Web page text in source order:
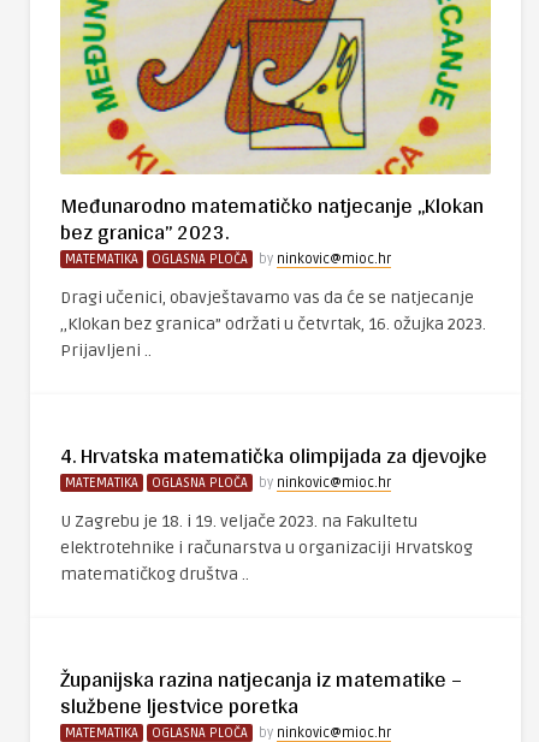
Međunarodno matematičko natjecanje ,,Klokan
bez granica” 2023.
MATEMATIKA OGLASNA PLOČA by ninkovic@mioc.hr
Dragi učenici, obavještavamo vas da će se natjecanje
,,Klokan bez granica” održati u četvrtak, 16. ožujka 2023.
Prijavljeni ..
4. Hrvatska matematička olimpijada za djevojke
MATEMATIKA OGLASNA PLOČA by ninkovic@mioc.hr
U Zagrebu je 18. i 19. veljače 2023. na Fakultetu
elektrotehnike i računarstva u organizaciji Hrvatskog
matematičkog društva ..
Županijska razina natjecanja iz matematike –
službene ljestvice poretka
MATEMATIKA OGLASNA PLOČA by ninkovic@mioc.hr